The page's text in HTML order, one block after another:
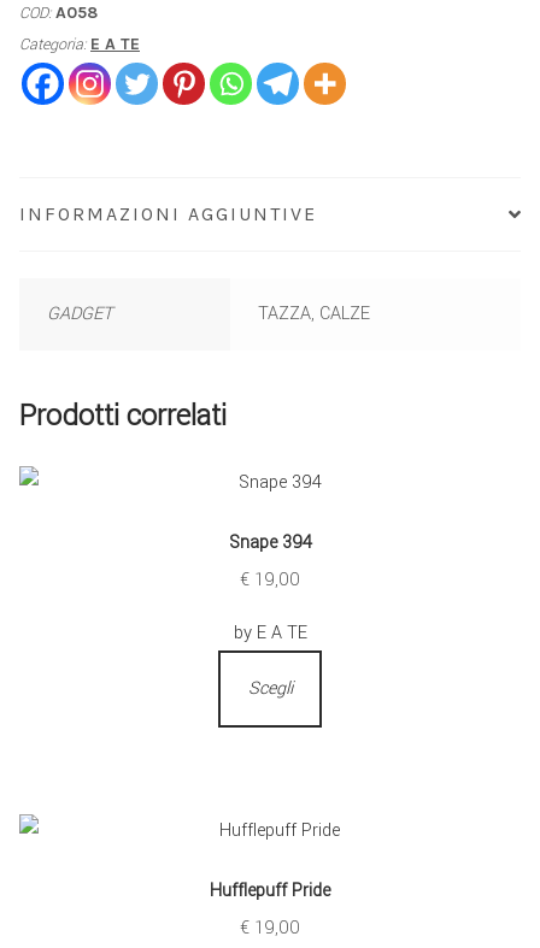
COD:A058
Categoria: E A TE
INFORMAZIONI AGGIUNTIVE
GADGET TAZZA, CALZE
Prodotti correlati
Snape 394
€ 19,00
by E A TE
Scegli
Hufflepuff Pride
€ 19,00